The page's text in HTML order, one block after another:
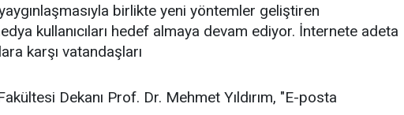
yaygınlaşmasıyla birlikte yeni yöntemler geliştiren
kullanıcıları hedef almaya devam ediyor. İnternete adeta
karşı vatandaşları
Dekanı Prof. Dr. Mehmet Yıldırım, "E-posta